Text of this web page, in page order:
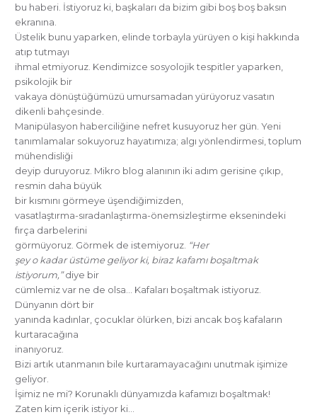
bu haberi. İstiyoruz ki, başkaları da bizim gibi boş boş baksın
ekranına.
Üstelik bunu yaparken, elinde torbayla yürüyen o kişi hakkında
atıp tutmayı
ihmal etmiyoruz. Kendimizce sosyolojik tespitler yaparken,
psikolojik bir
vakaya dönüştüğümüzü umursamadan yürüyoruz vasatın
dikenli bahçesinde.
Manipülasyon haberciliğine nefret kusuyoruz her gün. Yeni
tanımlamalar sokuyoruz hayatımıza; algı yönlendirmesi, toplum
mühendisliği
deyip duruyoruz. Mikro blog alanının iki adım gerisine çıkıp,
resmin daha büyük
bir kısmını görmeye üşendiğimizden,
vasatlaştırma-sıradanlaştırma-önemsizleştirme eksenindeki
fırça darbelerini
görmüyoruz. Görmek de istemiyoruz. “Her
şey o kadar üstüme geliyor ki, biraz kafamı boşaltmak
istiyorum,”diye bir
cümlemiz var ne de olsa… Kafaları boşaltmak istiyoruz.
Dünyanın dört bir
yanında kadınlar, çocuklar ölürken, bizi ancak boş kafaların
kurtaracağına
inanıyoruz.
Bizi artık utanmanın bile kurtaramayacağını unutmak işimize
geliyor.
İşimiz ne mi? Korunaklı dünyamızda kafamızı boşaltmak!
Zaten kim içerik istiyor ki…